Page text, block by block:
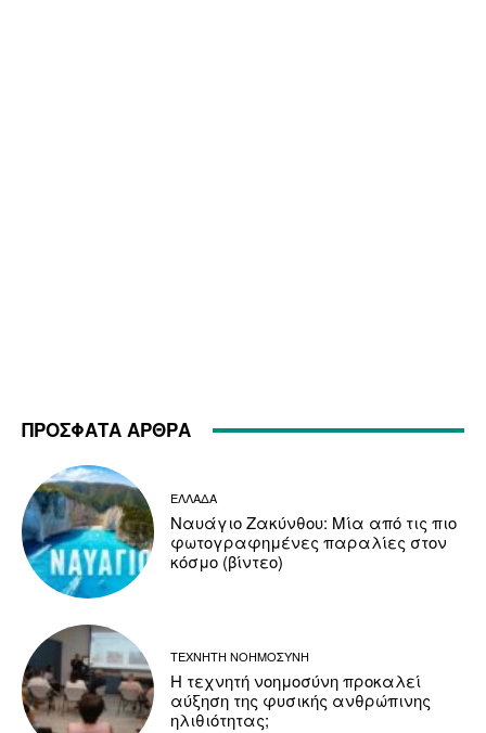
ΠΡΟΣΦΑΤΑ ΑΡΘΡΑ
ΕΛΛΑΔΑ
Ναυάγιο Ζακύνθου: Μία από τις πιο
φωτογραφημένες παραλίες στον
κόσμο (βίντεο)
ΤΕΧΝΗΤΗ ΝΟΗΜΟΣΥΝΗ
Η τεχνητή νοημοσύνη προκαλεί
αύξηση της φυσικής ανθρώπινης
ηλιθιότητας;